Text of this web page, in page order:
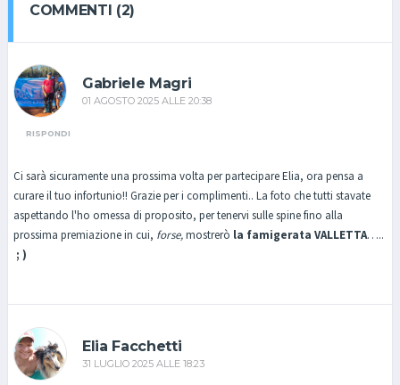
COMMENTI (2)
Gabriele Magri
01 AGOSTO 2025 ALLE 20:38
RISPONDI
Ci sarà sicuramente una prossima volta per partecipare Elia, ora pensa a
curare il tuo infortunio!! Grazie per i complimenti.. La foto che tutti stavate
aspettando l'ho omessa di proposito, per tenervi sulle spine fino alla
prossima premiazione in cui, forse,mostrerò la famigerata VALLETTA…..
; )
Elia Facchetti
31 LUGLIO 2025 ALLE 18:23